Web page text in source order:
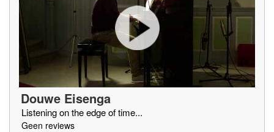
Douwe Eisenga
Listening on the edge of time...
Geen reviews